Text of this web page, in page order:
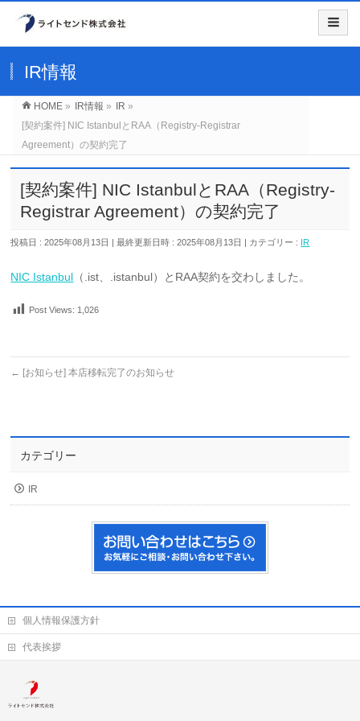
IR情報
HOME » IR情報 » IR »
[契約案件] NIC IstanbulとRAA（Registry-Registrar
Agreement）の契約完了
[契約案件] NIC IstanbulとRAA（Registry-
Registrar Agreement）の契約完了
投稿日 : 2025年08月13日 最終更新日時 : 2025年08月13日 カテゴリー : IR
NIC Istanbul （.ist、.istanbul）とRAA契約を交わしました。
Post Views: 1,026
← [お知らせ] 本店移転完了のお知らせ
カテゴリー
IR
個人情報保護方針
代表挨拶